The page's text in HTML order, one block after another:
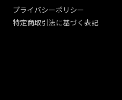
プライバシーポリシー
特定商取引法に基づく表記